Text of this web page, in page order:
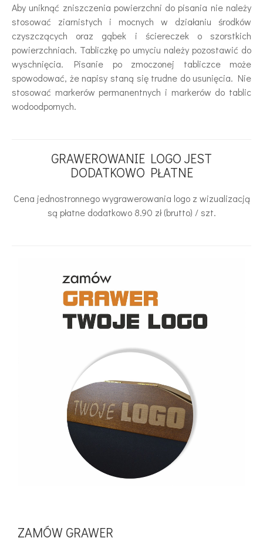
Aby uniknąć zniszczenia powierzchni do pisania nie należy
stosować ziarnistych i mocnych w działaniu środków
czyszczących oraz gąbek i ściereczek o szorstkich
powierzchniach. Tabliczkę po umyciu należy pozostawić do
wyschnięcia. Pisanie po zmoczonej tabliczce może
spowodować, że napisy staną się trudne do usunięcia. Nie
stosować markerów permanentnych i markerów do tablic
wodoodpornych.
GRAWEROWANIE LOGO JEST
DODATKOWO PŁATNE
Cena jednostronnego wygrawerowania logo z wizualizacją
są płatne dodatkowo 8.90 zł (brutto) / szt.
ZAMÓW GRAWER